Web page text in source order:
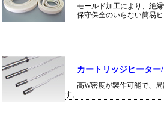
モールド加工により、絶
保守保全のいらない簡易
カートリッジヒータ
高W密度が製作可能で、
す。